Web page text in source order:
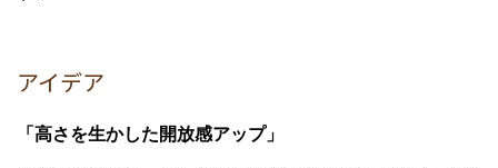
アイデア
「高さを生かした開放感アップ」